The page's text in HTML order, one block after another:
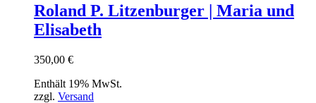
Roland P. Litzenburger | Maria und
Elisabeth
350,00 €
Enthält 19% MwSt.
zzgl. Versand